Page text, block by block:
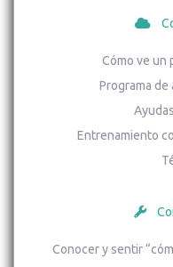
Cómo ve un
Programa de
Entrenamiento
Conocer y sentir